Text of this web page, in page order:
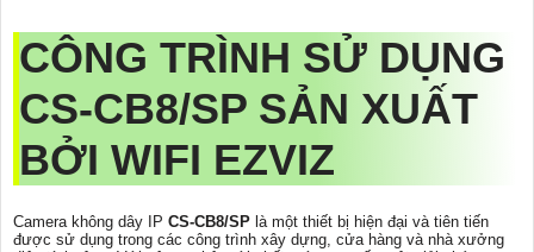
CÔNG TRÌNH SỬ DỤNG
CS-CB8/SP SẢN XUẤT
BỞI WIFI EZVIZ
Camera không dây IP CS-CB8/SP là một thiết bị hiện đại và tiên tiến
được sử dụng trong các công trình xây dựng, cửa hàng và nhà xưởng